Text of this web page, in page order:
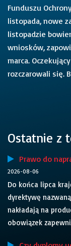
Funduszu
listopada, nowe
listopadzie
wniosków,
marca.
rozczarowali się.
Ostatnie z
Prawo do
2026-08-06
Do końca lipca
dyrektywę
nakładają na
obowiązek